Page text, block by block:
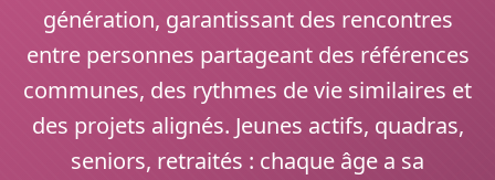
génération, garantissant des rencontres
entre personnes partageant des références
communes, des rythmes de vie similaires et
des projets alignés. Jeunes actifs, quadras,
seniors, retraités : chaque âge a sa